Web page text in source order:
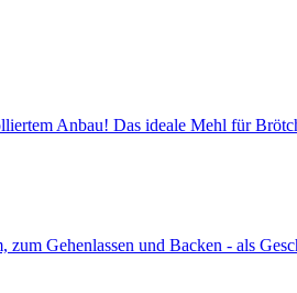
Anbau! Das ideale Mehl für
zum Gehenlassen und Backen - als